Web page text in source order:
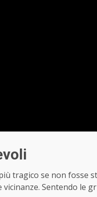
tragico se non fosse
Sentendo le